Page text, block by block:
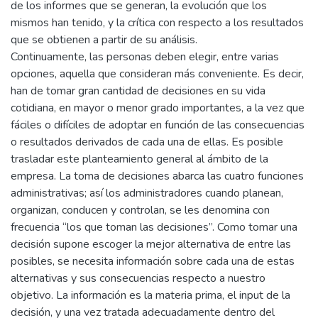
de los informes que se generan, la evolución que los
mismos han tenido, y la crítica con respecto a los resultados
que se obtienen a partir de su análisis.
Continuamente, las personas deben elegir, entre varias
opciones, aquella que consideran más conveniente. Es decir,
han de tomar gran cantidad de decisiones en su vida
cotidiana, en mayor o menor grado importantes, a la vez que
fáciles o difíciles de adoptar en función de las consecuencias
o resultados derivados de cada una de ellas. Es posible
trasladar este planteamiento general al ámbito de la
empresa. La toma de decisiones abarca las cuatro funciones
administrativas; así los administradores cuando planean,
organizan, conducen y controlan, se les denomina con
frecuencia “los que toman las decisiones”. Como tomar una
decisión supone escoger la mejor alternativa de entre las
posibles, se necesita información sobre cada una de estas
alternativas y sus consecuencias respecto a nuestro
objetivo. La información es la materia prima, el input de la
decisión, y una vez tratada adecuadamente dentro del